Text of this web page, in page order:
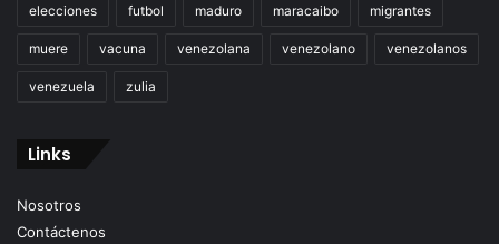
elecciones futbol maduro maracaibo migrantes
muere vacuna venezolana venezolano venezolanos
venezuela zulia
Links
Nosotros
Contáctenos